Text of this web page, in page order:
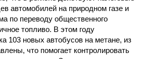
автомобилей на природном газе и
по переводу общественного
топливо. В этом году
103 новых автобусов на метане, из
что помогает контролировать